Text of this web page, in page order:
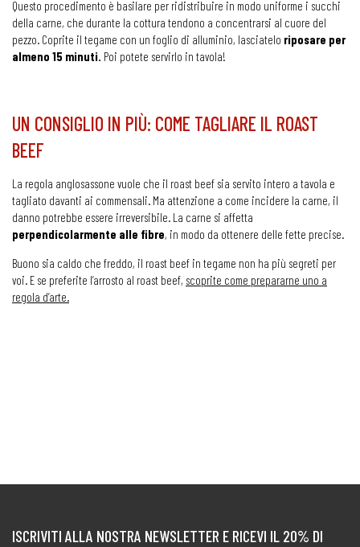
Questo procedimento è basilare per ridistribuire in modo uniforme i succhi
della carne, che durante la cottura tendono a concentrarsi al cuore del
pezzo. Coprite il tegame con un foglio di alluminio, lasciatelo riposare per
almeno 15 minuti. Poi potete servirlo in tavola!
UN CONSIGLIO IN PIÙ: COME TAGLIARE IL ROAST
BEEF
La regola anglosassone vuole che il roast beef sia servito intero a tavola e
tagliato davanti ai commensali. Ma attenzione a come incidere la carne, il
danno potrebbe essere irreversibile. La carne si affetta
perpendicolarmente alle fibre, in modo da ottenere delle fette precise.
Buono sia caldo che freddo, il roast beef in tegame non ha più segreti per
voi. E se preferite l’arrosto al roast beef, scoprite come prepararne uno a
regola d’arte.
ISCRIVITI ALLA NOSTRA NEWSLETTER E RICEVI IL 20% DI